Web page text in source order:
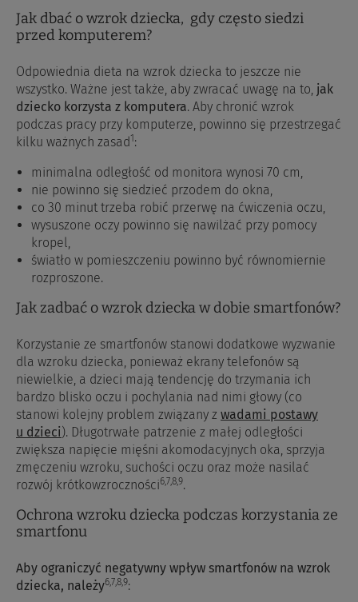
Jak dbać o wzrok dziecka, gdy często siedzi
przed komputerem?
Odpowiednia dieta na wzrok dziecka to jeszcze nie
wszystko. Ważne jest także, aby zwracać uwagę na to, jak
dziecko korzysta z komputera. Aby chronić wzrok
podczas pracy przy komputerze, powinno się przestrzegać
kilku ważnych zasad1:
minimalna odległość od monitora wynosi 70 cm,
nie powinno się siedzieć przodem do okna,
co 30 minut trzeba robić przerwę na ćwiczenia oczu,
wysuszone oczy powinno się nawilżać przy pomocy
kropel,
światło w pomieszczeniu powinno być równomiernie
rozproszone.
Jak zadbać o wzrok dziecka w dobie smartfonów?
Korzystanie ze smartfonów stanowi dodatkowe wyzwanie
dla wzroku dziecka, ponieważ ekrany telefonów są
niewielkie, a dzieci mają tendencję do trzymania ich
bardzo blisko oczu i pochylania nad nimi głowy (co
stanowi kolejny problem związany z wadami postawy
u dzieci). Długotrwałe patrzenie z małej odległości
zwiększa napięcie mięśni akomodacyjnych oka, sprzyja
zmęczeniu wzroku, suchości oczu oraz może nasilać
rozwój krótkowzroczności6,7,8,9.
Ochrona wzroku dziecka podczas korzystania ze
smartfonu
Aby ograniczyć negatywny wpływ smartfonów na wzrok
dziecka, należy6,7,8,9: